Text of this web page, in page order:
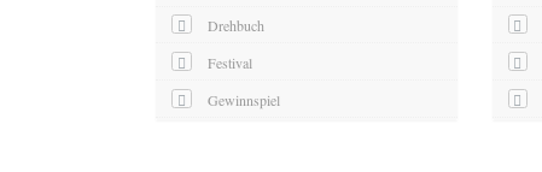
Drehbuch
Festival
Gewinnspiel